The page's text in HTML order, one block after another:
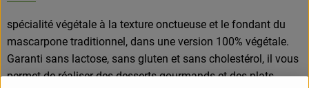
spécialité végétale à la texture onctueuse et le fondant du
mascarpone traditionnel, dans une version 100% végétale.
Garanti sans lactose, sans gluten et sans cholestérol, il vous
permet de réaliser des desserts gourmands et des plats